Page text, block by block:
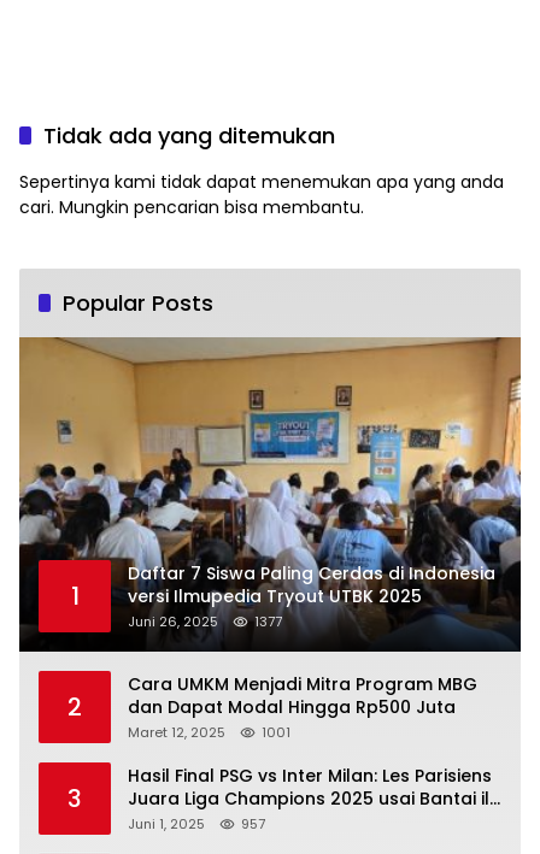
Tidak ada yang ditemukan
Sepertinya kami tidak dapat menemukan apa yang anda
cari. Mungkin pencarian bisa membantu.
Popular Posts
1
Daftar 7 Siswa Paling Cerdas di Indonesia
versi Ilmupedia Tryout UTBK 2025
Juni 26, 2025 1377
2
Cara UMKM Menjadi Mitra Program MBG
dan Dapat Modal Hingga Rp500 Juta
Maret 12, 2025 1001
3
Hasil Final PSG vs Inter Milan: Les Parisiens
Juara Liga Champions 2025 usai Bantai il
Nerazzurri
Juni 1, 2025 957